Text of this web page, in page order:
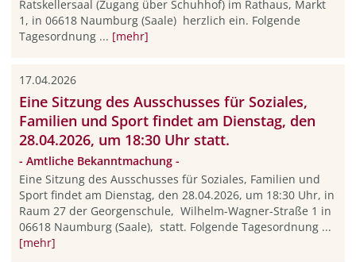
Ratskellersaal (Zugang über Schuhhof) im Rathaus, Markt
1, in 06618 Naumburg (Saale) herzlich ein. Folgende
Tagesordnung ... [mehr]
17.04.2026
Eine Sitzung des Ausschusses für Soziales,
Familien und Sport findet am Dienstag, den
28.04.2026, um 18:30 Uhr statt.
- Amtliche Bekanntmachung -
Eine Sitzung des Ausschusses für Soziales, Familien und
Sport findet am Dienstag, den 28.04.2026, um 18:30 Uhr, in
Raum 27 der Georgenschule, Wilhelm-Wagner-Straße 1 in
06618 Naumburg (Saale), statt. Folgende Tagesordnung ...
[mehr]